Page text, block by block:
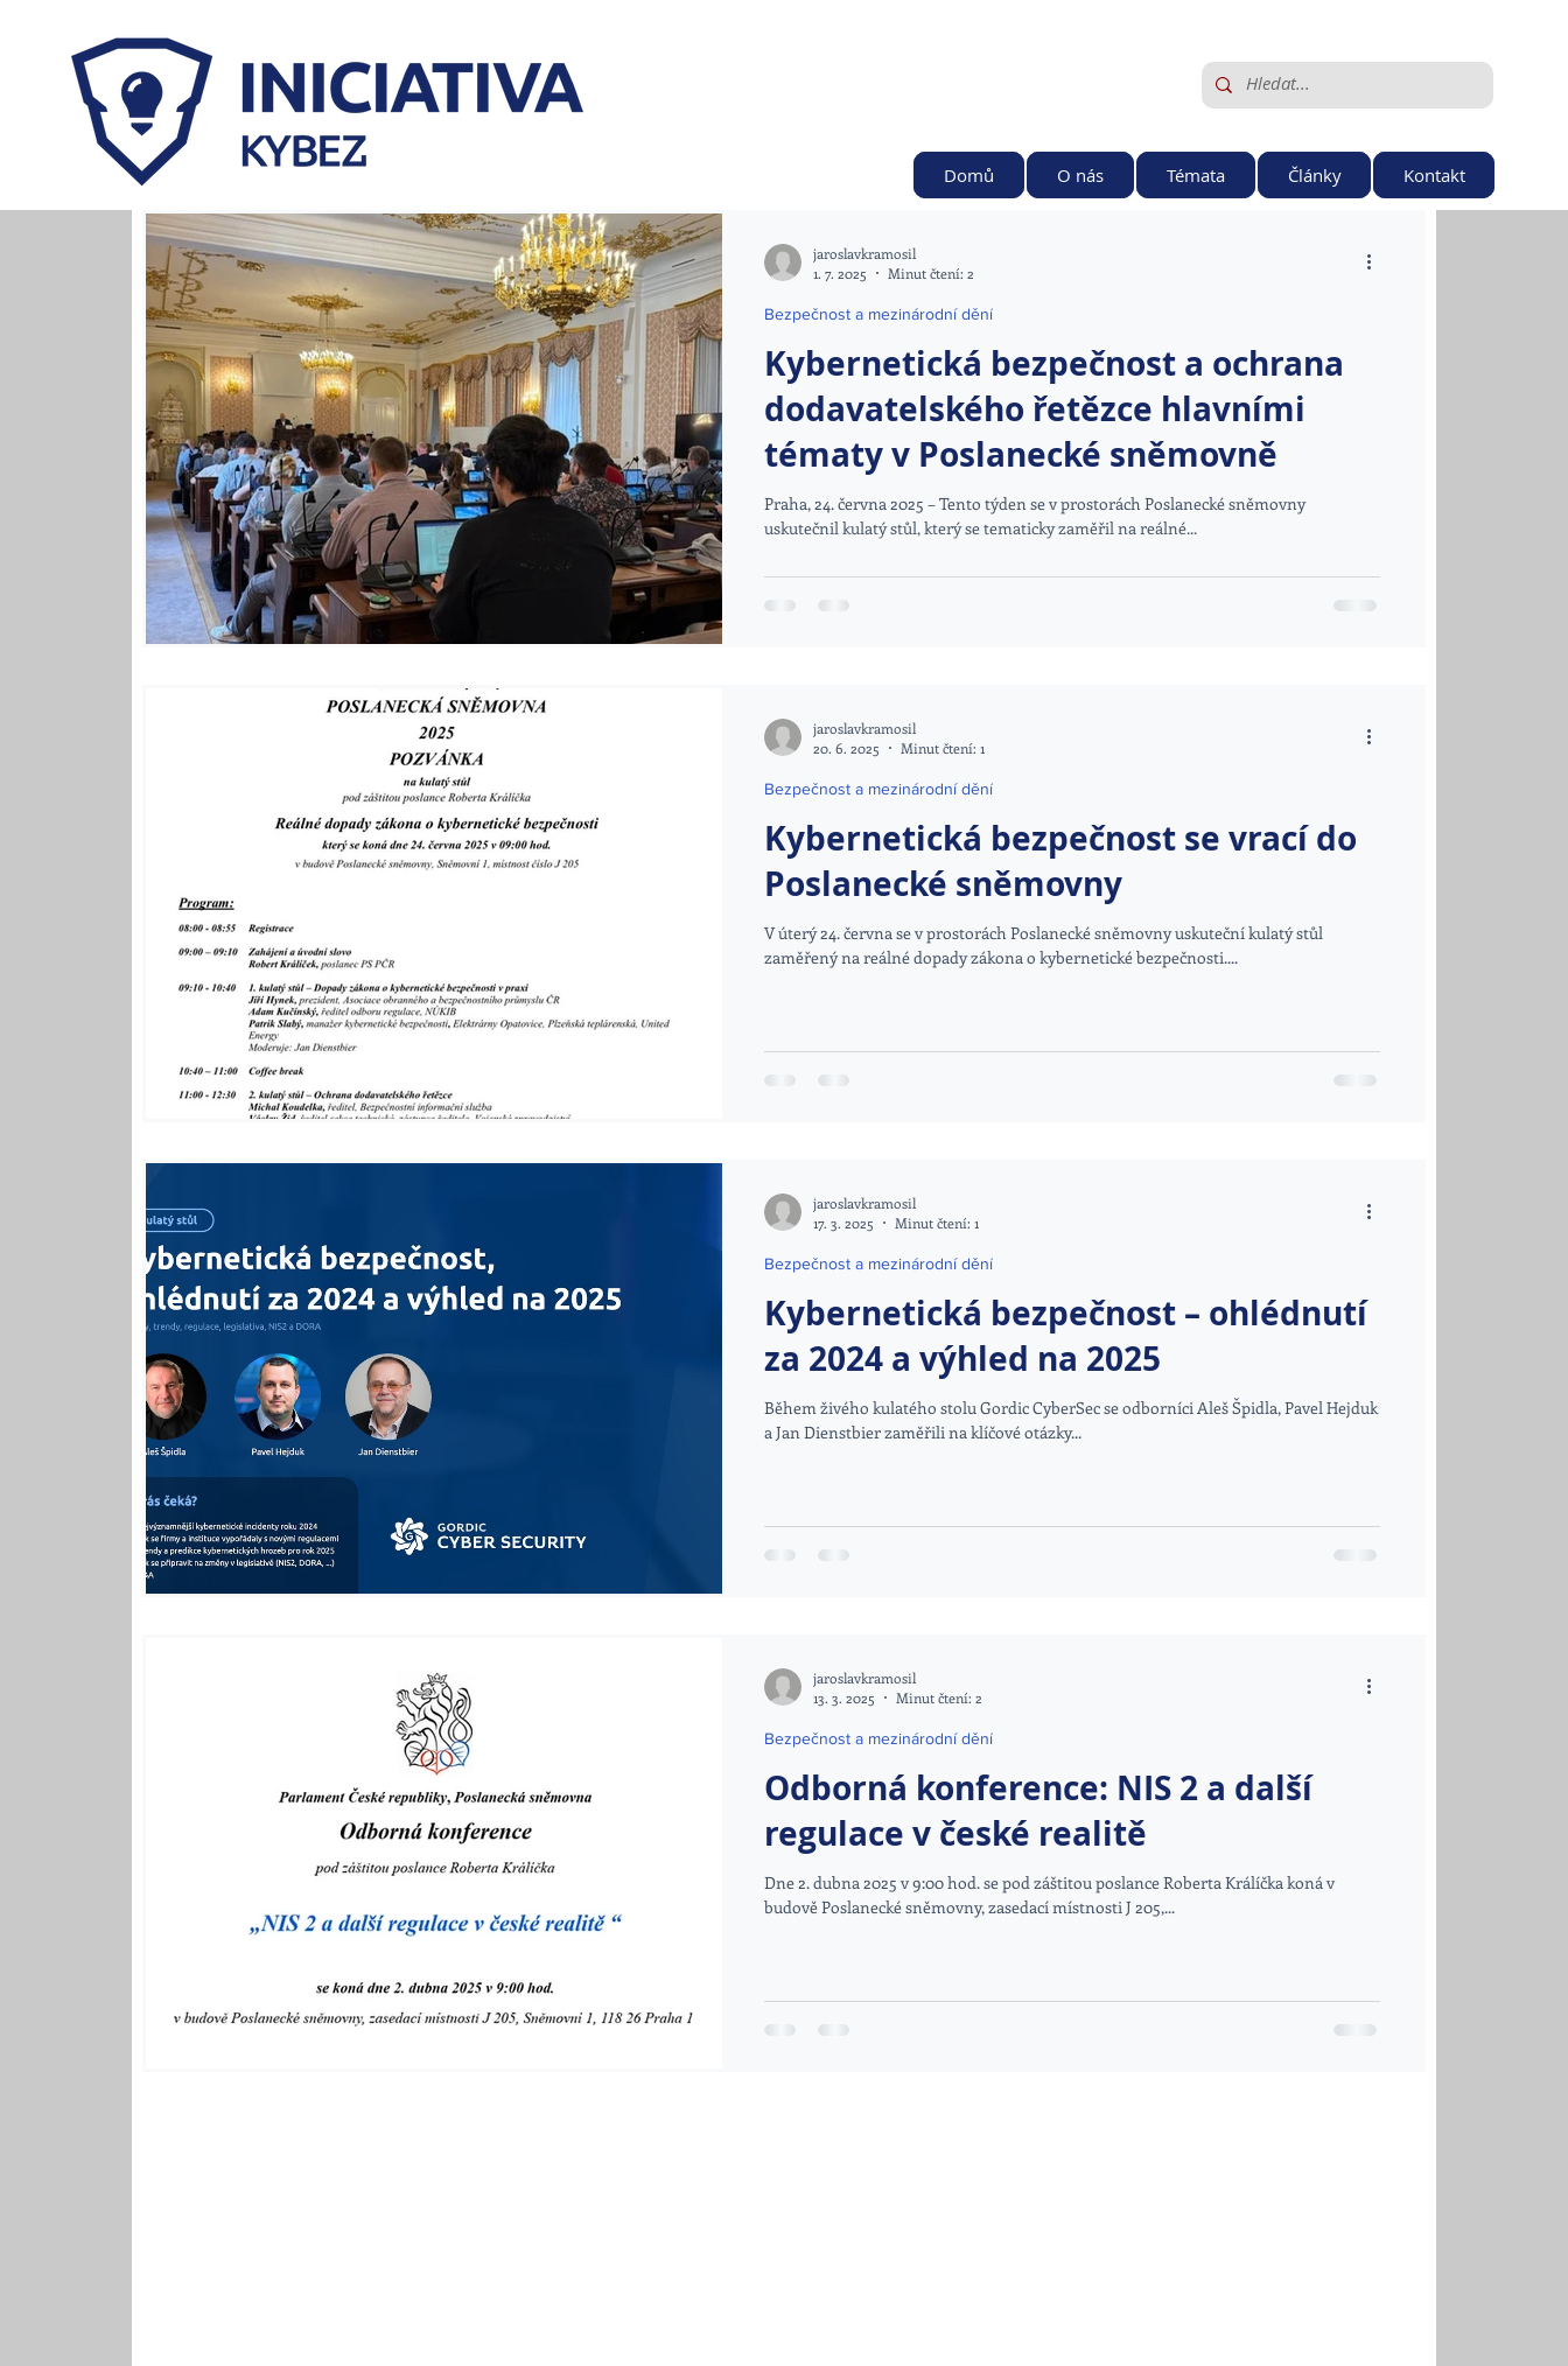
Domů O nás Témata Články Kontakt
Kybernetická bezpečnost a ochrana
dodavatelského řetězce hlavními
tématy v Poslanecké sněmovně
Praha, 24. června 2025 – Tento týden se v prostorách Poslanecké sněmovny
uskutečnil kulatý stůl, který se tematicky zaměřil na reálné...
Bezpečnost a mezinárodní dění
jaroslavkramosil
1. 7. 2025
Minut čtení: 2
Kybernetická bezpečnost se vrací do
Poslanecké sněmovny
V úterý 24. června se v prostorách Poslanecké sněmovny uskuteční kulatý stůl
zaměřený na reálné dopady zákona o kybernetické bezpečnosti....
Bezpečnost a mezinárodní dění
jaroslavkramosil
20. 6. 2025
Minut čtení: 1
Kybernetická bezpečnost – ohlédnutí
za 2024 a výhled na 2025
Během živého kulatého stolu Gordic CyberSec se odborníci Aleš Špidla, Pavel Hejduk
a Jan Dienstbier zaměřili na klíčové otázky...
Bezpečnost a mezinárodní dění
jaroslavkramosil
17. 3. 2025
Minut čtení: 1
Odborná konference: NIS 2 a další
regulace v české realitě
Dne 2. dubna 2025 v 9:00 hod. se pod záštitou poslance Roberta Králíčka koná v
budově Poslanecké sněmovny, zasedací místnosti J 205,...
Bezpečnost a mezinárodní dění
jaroslavkramosil
13. 3. 2025
Minut čtení: 2